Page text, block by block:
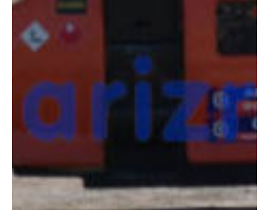
esta máquina?
Rellena este formulario y recibiremos tu solicitud
sobre esta máquina para ponernos en contacto
directo contigo.
Jlg 3394RT